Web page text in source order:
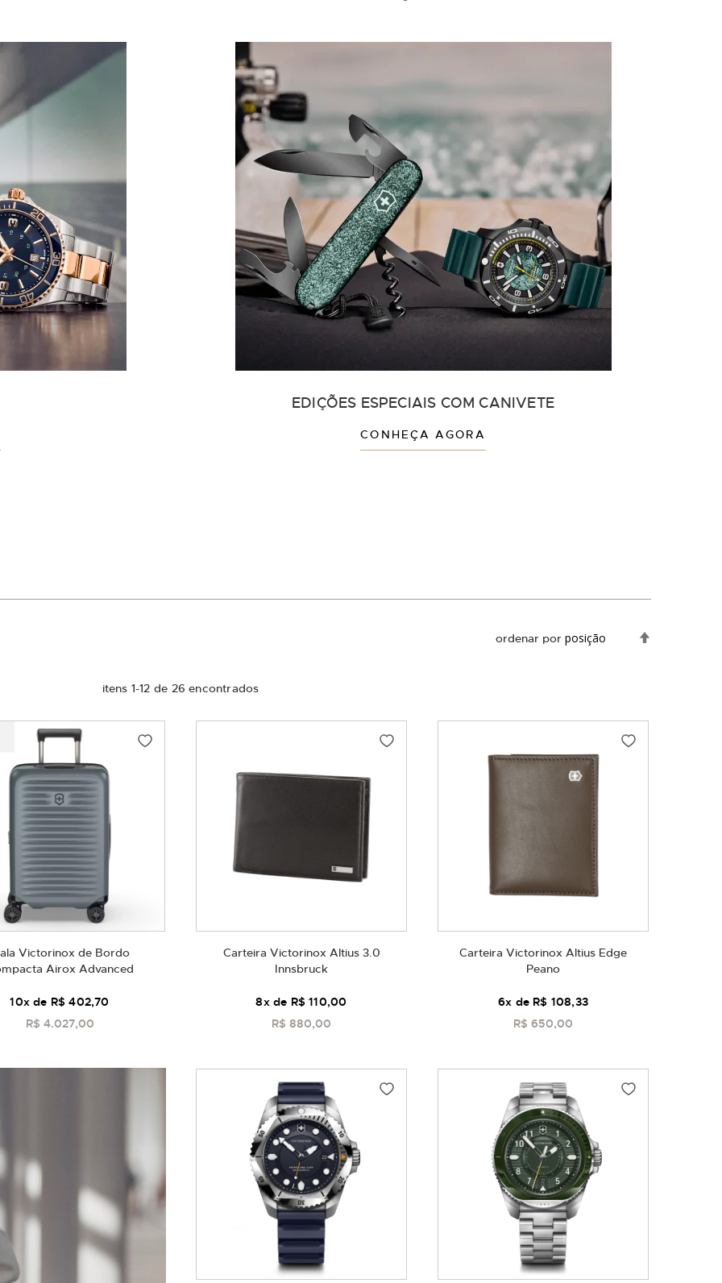
EDIÇÕES ESPECIAIS COM CANIVETE
CONHEÇA AGORA
COMPRAR
Victorinox de Bordo
Airox Advanced
R$ 4.027,00
10x de R$ 402,70
COMPRAR
Carteira Victorinox Altius 3.0
Innsbruck
R$ 880,00
8x de R$ 110,00
COMPRAR
Carteira Victorinox Altius Edge
Peano
R$ 650,00
6x de R$ 108,33
itens 1-12 de 26
ordenar por